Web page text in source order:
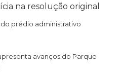
na resolução original
prédio administrativo
avanços do Parque